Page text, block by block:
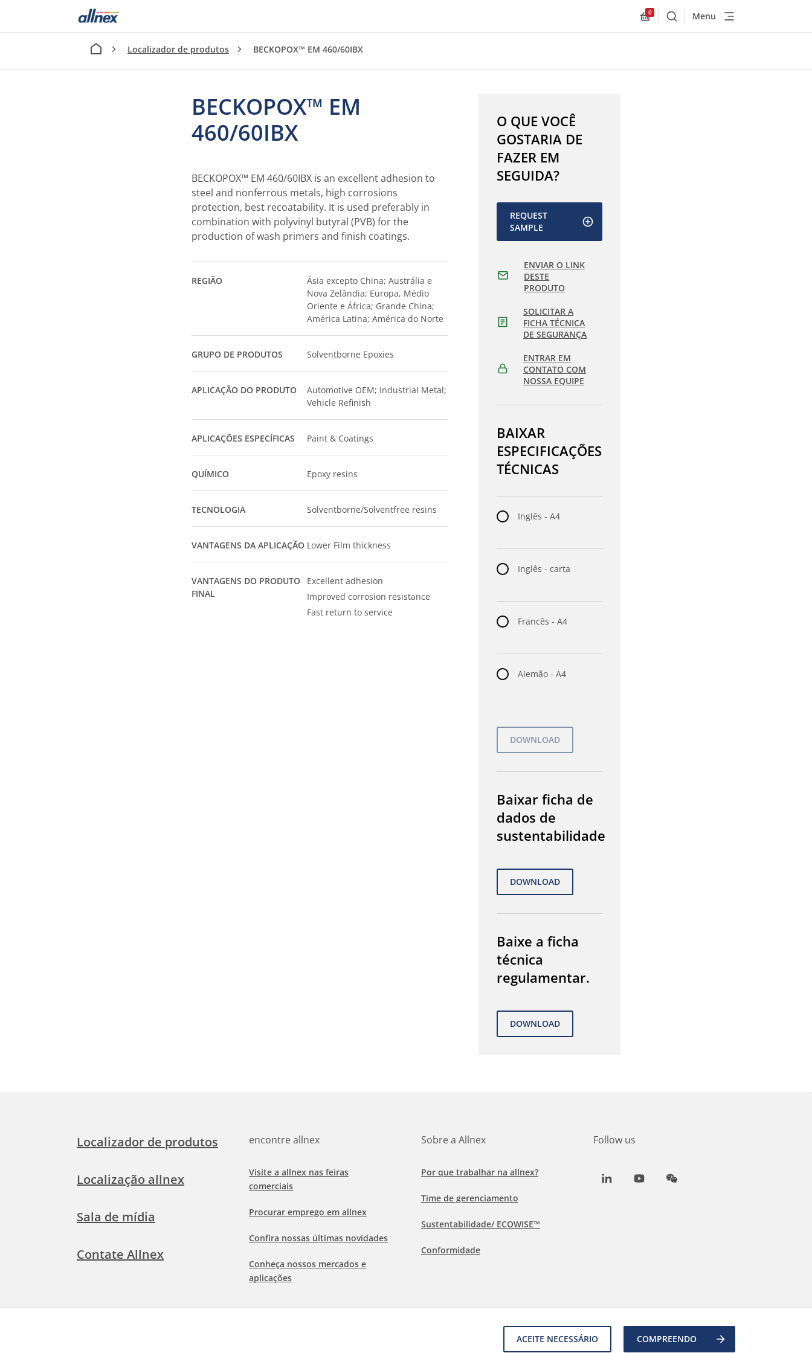
ACEITE NECESSÁRIO COMPREENDO
Allnex.GeneralResources.Cart
0
BuscarMenu
Localizador de produtos BECKOPOX™ EM 460/60IBX
BECKOPOX™ EM
460/60IBX
BECKOPOX™ EM 460/60IBX is an excellent adhesion to
steel and nonferrous metals, high corrosions
protection, best recoatability. It is used preferably in
combination with polyvinyl butyral (PVB) for the
production of wash primers and finish coatings.
REGIÃO
Ásia excepto China; Austrália e
Nova Zelândia; Europa, Médio
Oriente e África; Grande China;
América Latina; América do Norte
GRUPO DE PRODUTOS Solventborne Epoxies
APLICAÇÃO DO PRODUTO
Automotive OEM; Industrial Metal;
Vehicle Refinish
APLICAÇÕES ESPECÍFICAS Paint & Coatings
QUÍMICO Epoxy resins
TECNOLOGIA Solventborne/Solventfree resins
VANTAGENS DA APLICAÇÃO Lower Film thickness
VANTAGENS DO PRODUTO
FINAL
Excellent adhesion
Improved corrosion resistance
Fast return to service
O QUE VOCÊ
GOSTARIA DE
FAZER EM
SEGUIDA?
REQUEST
SAMPLE
ENVIAR O LINK
DESTE
PRODUTO
SOLICITAR A
FICHA TÉCNICA
DE SEGURANÇA
ENTRAR EM
CONTATO COM
NOSSA EQUIPE
BAIXAR
ESPECIFICAÇÕES
TÉCNICAS
Inglês - A4
Inglês - carta
Francês - A4
Alemão - A4
Baixar ficha de
dados de
sustentabilidade
Baixe a ficha
técnica
regulamentar.
Localizador de produtos
Localização allnex
Sala de mídia
Contate Allnex
encontre allnex
Visite a allnex nas feiras
comerciais
Procurar emprego em allnex
Confira nossas últimas novidades
Conheça nossos mercados e
aplicações
Sobre a Allnex
Por que trabalhar na allnex?
Time de gerenciamento
Sustentabilidade/ ECOWISE™
Conformidade
Follow us
LinkedInYoutubeWeChat
Aviso de isenção de responsabilidade